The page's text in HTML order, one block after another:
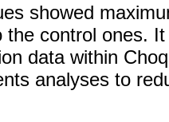
showed
the control ones.
data within
analyses to